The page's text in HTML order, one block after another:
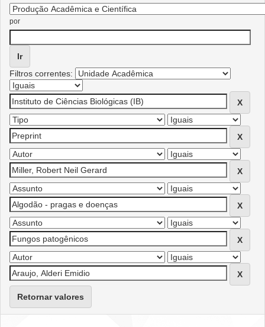
por
Filtros correntes:
Retornar valores